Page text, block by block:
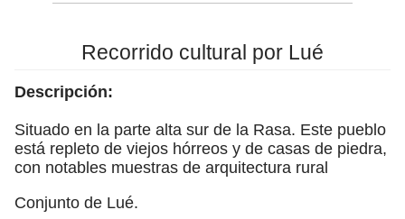
Recorrido cultural por Lué
Descripción:
Situado en la parte alta sur de la Rasa. Este pueblo
está repleto de viejos hórreos y de casas de piedra,
con notables muestras de arquitectura rural
Conjunto de Lué.